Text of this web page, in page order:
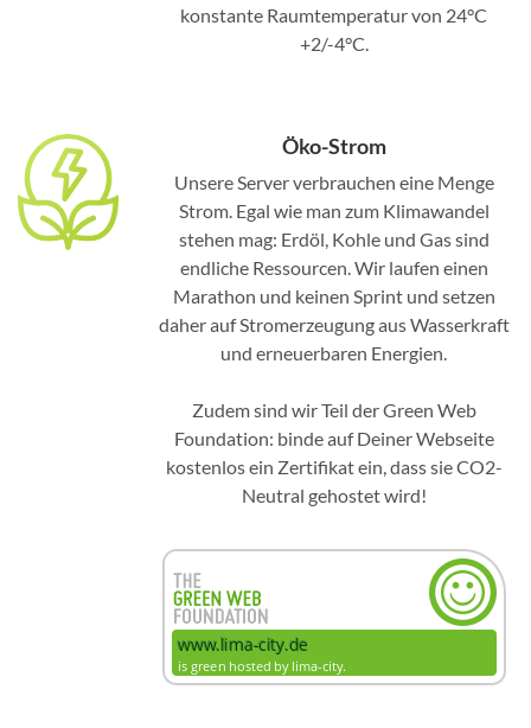
konstante Raumtemperatur von 24°C
+2/-4°C.
Öko-Strom
Unsere Server verbrauchen eine Menge
Strom. Egal wie man zum Klimawandel
stehen mag: Erdöl, Kohle und Gas sind
endliche Ressourcen. Wir laufen einen
Marathon und keinen Sprint und setzen
daher auf Stromerzeugung aus Wasserkraft
und erneuerbaren Energien.
Zudem sind wir Teil der Green Web
Foundation: binde auf Deiner Webseite
kostenlos ein Zertifikat ein, dass sie CO2-
Neutral gehostet wird!